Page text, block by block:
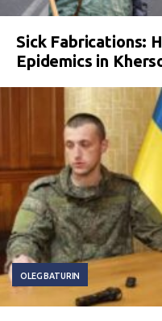
Sick Fabrications:
Epidemics in
OLEG BATURIN